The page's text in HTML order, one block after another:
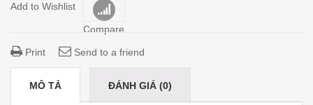
Add to Wishlist
Compare
Print Send to a friend
MÔ TẢ ĐÁNH GIÁ (0)